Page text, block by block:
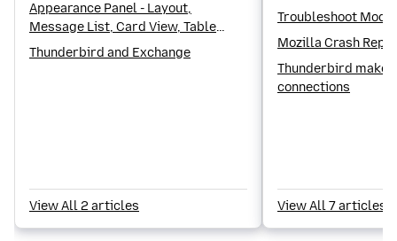
Appearance Panel - Layout,
Message List, Card View, Table
View, Sorting and Threading
Thunderbird and Exchange
View All 2 articles
Troubleshoot
Mozilla Crash
Thunderbird
connections
View All 7 articles